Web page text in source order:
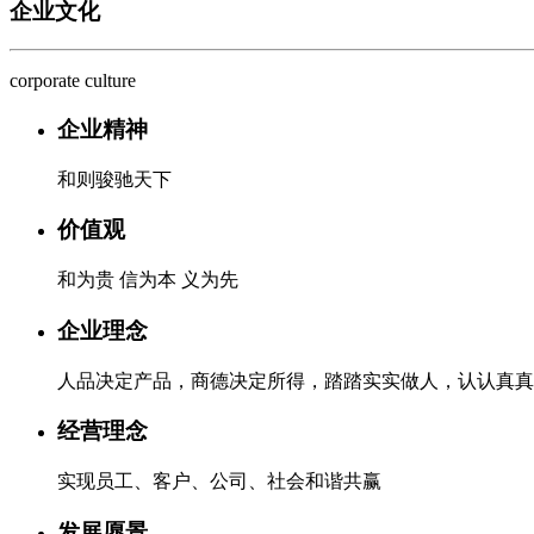
企业文化
corporate culture
企业精神
和则骏驰天下
价值观
和为贵 信为本 义为先
企业理念
人品决定产品，商德决定所得，踏踏实实做人，认认真
经营理念
实现员工、客户、公司、社会和谐共赢